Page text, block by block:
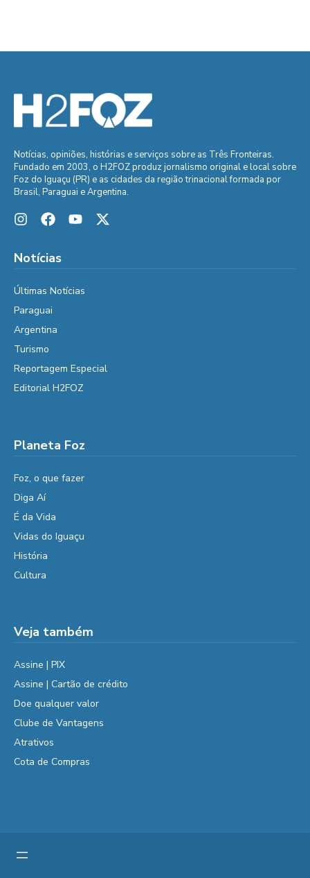
Notícias, opiniões, histórias e serviços sobre as Três Fronteiras.
Fundado em 2003, o H2FOZ produz jornalismo original e local sobre
Foz do Iguaçu (PR) e as cidades da região trinacional formada por
Brasil, Paraguai e Argentina.
Notícias
Últimas Notícias
Paraguai
Argentina
Turismo
Reportagem Especial
Editorial H2FOZ
Planeta Foz
Foz, o que fazer
Diga Aí
É da Vida
Vidas do Iguaçu
História
Cultura
Veja também
Assine | PIX
Assine | Cartão de crédito
Doe qualquer valor
Clube de Vantagens
Atrativos
Cota de Compras